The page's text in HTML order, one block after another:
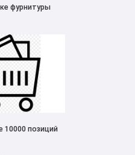
фурнитуры
10000 позиций